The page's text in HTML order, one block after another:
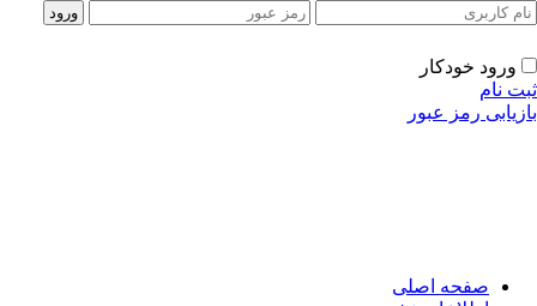
ورود خودکار
ثبت نام
بازیابی رمز عبور
صفحه اصلی